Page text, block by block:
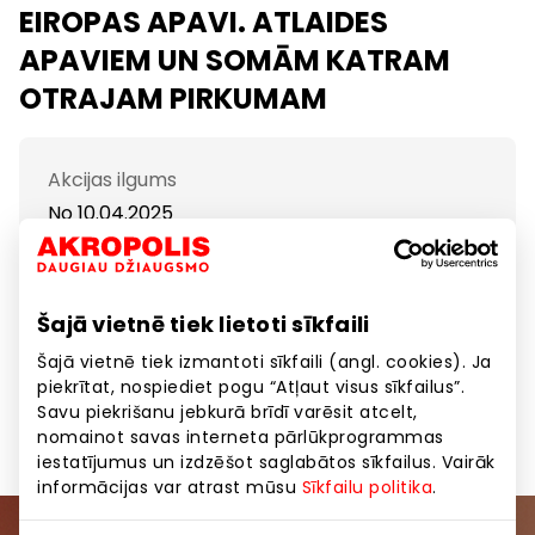
Šajā vietnē tiek lietoti sīkfaili
Šajā vietnē tiek izmantoti sīkfaili (angl. cookies). Ja
piekrītat, nospiediet pogu “Atļaut visus sīkfailus”.
Savu piekrišanu jebkurā brīdī varēsit atcelt,
nomainot savas interneta pārlūkprogrammas
iestatījumus un izdzēšot saglabātos sīkfailus. Vairāk
informācijas var atrast mūsu Sīkfailu politika.
EIROPAS APAVI. ATLAIDES
APAVIEM UN SOMĀM KATRAM
OTRAJAM PIRKUMAM
Akcijas ilgums
No 10.04.2025
Atlaides apaviem un somām katram otrajam
pirkumam